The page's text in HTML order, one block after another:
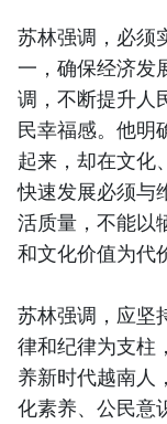
苏林强调，必须
一，确保经济发
调，不断提升人
民幸福感。他明
起来，却在文化
快速发展必须与
活质量，不能以
和文化价值为代
苏林强调，应坚
律和纪律为支柱
养新时代越南人
化素养、公民意